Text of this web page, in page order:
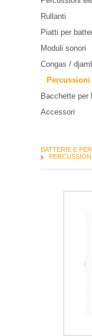
Rullanti
Piatti per
Moduli sonori
Congas /
Percussioni
Bacchette per
Accessori
BATTERIE E